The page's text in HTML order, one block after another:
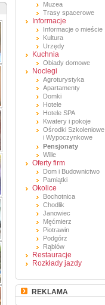
Muzea
Trasy spacerowe
Informacje
Informacje o mieście
Kultura
Urzędy
Kuchnia
Obiady domowe
Noclegi
Agroturystyka
Apartamenty
Domki
Hotele
Hotele SPA
Kwatery i pokoje
Ośrodki Szkoleniowe
i Wypoczynkowe
Pensjonaty
Wille
Oferty firm
Dom i Budownictwo
Pamiątki
Okolice
Bochotnica
Chodlik
Janowiec
Męćmierz
Piotrawin
Podgórz
Rąblów
Restauracje
Rozkłady jazdy
REKLAMA